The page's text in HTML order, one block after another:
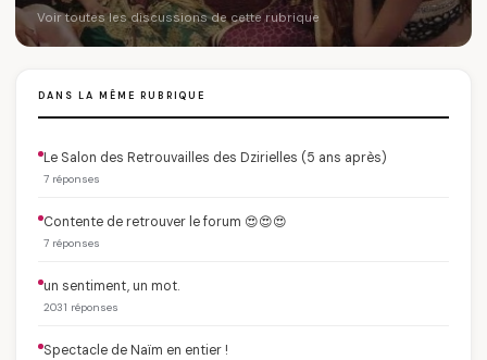
Voir toutes les discussions de cette rubrique
DANS LA MÊME RUBRIQUE
Le Salon des Retrouvailles des Dzirielles (5 ans après)
7 réponses
Contente de retrouver le forum 😍😍😍
7 réponses
un sentiment, un mot.
2031 réponses
Spectacle de Naïm en entier !